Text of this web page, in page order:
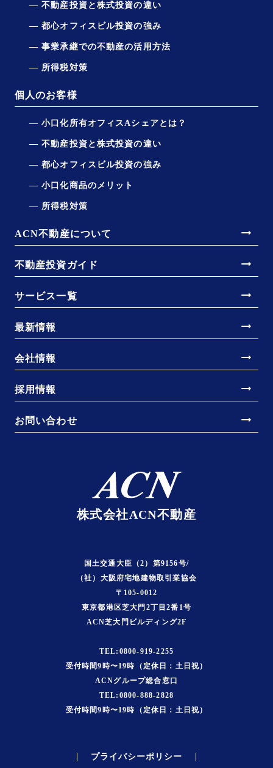
不動産投資と株式投資の違い
都心オフィスビル投資の強み
事業承継での不動産の活用方法
所得税対策
個人のお客様
小口化所有オフィスAシェアとは？
不動産投資と株式投資の違い
都心オフィスビル投資の強み
小口化商品のメリット
所得税対策
ACN不動産について arrow_right_alt
不動産投資ガイド arrow_right_alt
サービス一覧 arrow_right_alt
最新情報 arrow_right_alt
会社情報 arrow_right_alt
採用情報 arrow_right_alt
お問い合わせ arrow_right_alt
株式会社ACN不動産
国土交通大臣（2）第9156号/
（社）大阪府宅地建物取引業協会
〒105-0012
東京都港区芝大門2丁目2番1号
ACN芝大門ビルディング2F
TEL:0800-919-2255
受付時間9時〜19時（定休日：土日祝）
ACNグループ総合窓口
TEL:0800-888-2828
受付時間9時〜19時（定休日：土日祝）
プライバシーポリシー